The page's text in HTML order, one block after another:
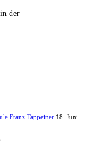
der
Franz Tappeiner 18. Juni